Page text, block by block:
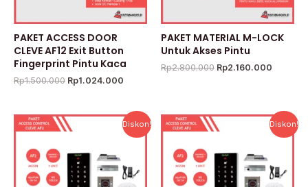
PAKET ACCESS DOOR
CLEVE AF12 Exit Button
Fingerprint Pintu Kaca
Rp1.500.000 Rp1.024.000
PAKET MATERIAL M-LOCK
Untuk Akses Pintu
Rp2.800.000 Rp2.160.000
Diskon!
Harga
aslinya
Rp2.500.000.
Harga
saat
ini
Rp1.275.000.
Diskon!
Harga
aslinya
Rp1.500.000.
Harga
saat